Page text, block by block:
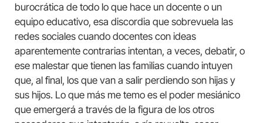
burocrática de todo lo que hace un docente o un
equipo educativo, esa discordia que sobrevuela las
redes sociales cuando docentes con ideas
aparentemente contrarias intentan, a veces, debatir, o
ese malestar que tienen las familias cuando intuyen
que, al final, los que van a salir perdiendo son hijas y
sus hijos. Lo que más me temo es el poder mesiánico
que emergerá a través de la figura de los otros